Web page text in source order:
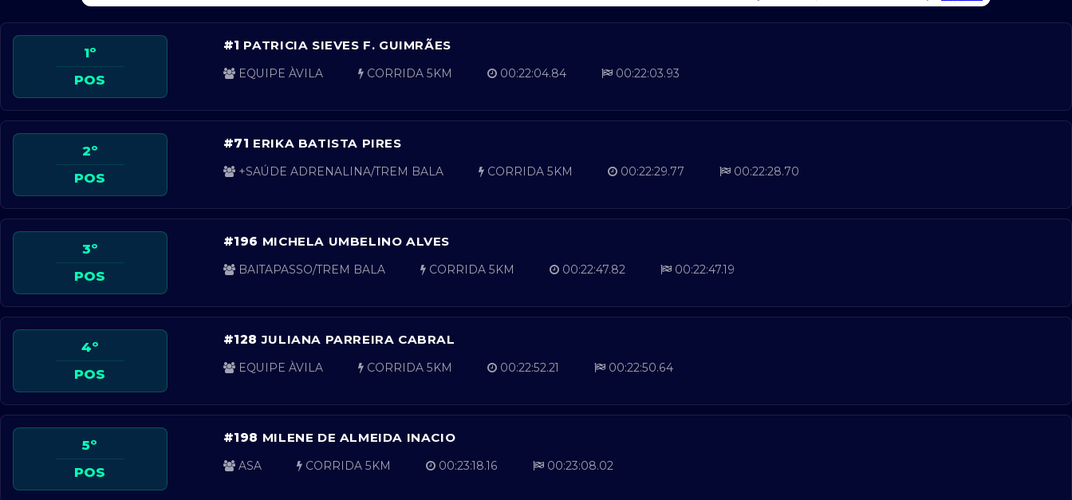
1º
POS
#1 PATRICIA SIEVES F. GUIMRÃES
EQUIPE ÀVILA CORRIDA 5KM 00:22:04.84 00:22:03.93
2º
POS
#71 ERIKA BATISTA PIRES
+SAÚDE ADRENALINA/TREM BALA CORRIDA 5KM 00:22:29.77 00:22:28.70
3º
POS
#196 MICHELA UMBELINO ALVES
BAITAPASSO/TREM BALA CORRIDA 5KM 00:22:47.82 00:22:47.19
4º
POS
#128JULIANA PARREIRA CABRAL
EQUIPE ÀVILA CORRIDA 5KM 00:22:52.21 00:22:50.64
5º
POS
#198 MILENE DE ALMEIDA INACIO
ASA CORRIDA 5KM 00:23:18.16 00:23:08.02